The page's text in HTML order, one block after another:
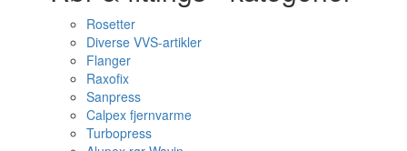
Rosetter
Diverse VVS-artikler
Flanger
Raxofix
Sanpress
Calpex fjernvarme
Turbopress